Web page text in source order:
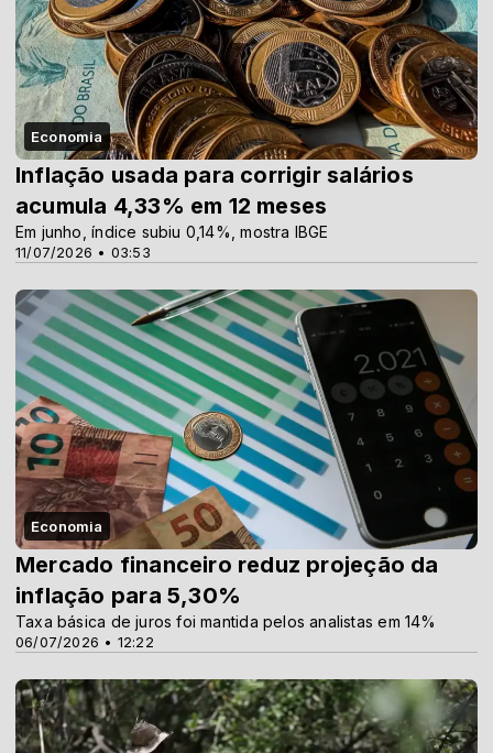
Economia
11/07/2026 • 03:53
Inflação usada para corrigir salários
acumula 4,33% em 12 meses
Em junho, índice subiu 0,14%, mostra IBGE
Economia
06/07/2026 • 12:22
Mercado financeiro reduz projeção da
inflação para 5,30%
Taxa básica de juros foi mantida pelos analistas em 14%